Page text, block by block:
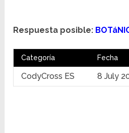
Respuesta posible:
Categoría Fecha
CodyCross ES 8 July